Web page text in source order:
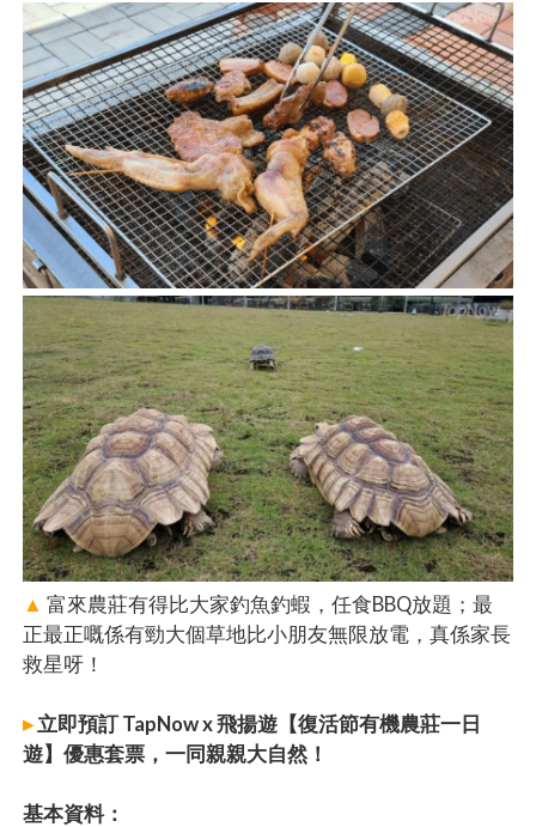
▲ 富來農莊有得比大家釣魚釣蝦，任食BBQ放題；最
正最正嘅係有勁大個草地比小朋友無限放電，真係家長
救星呀！
▸立即預訂 TapNow x 飛揚遊【復活節有機農莊一日
遊】優惠套票，一同親親大自然！
基本資料：